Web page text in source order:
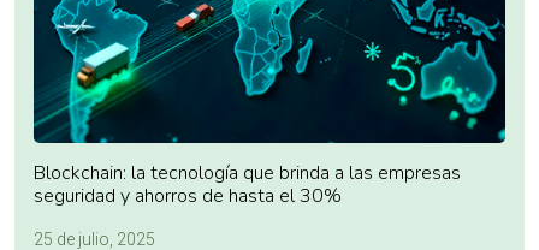
Blockchain: la tecnología que brinda a las empresas
seguridad y ahorros de hasta el 30%
25 de julio, 2025